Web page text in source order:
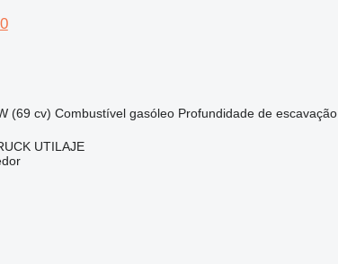
(69 cv) Combustível gasóleo Profundidade de escavação
UTILAJE